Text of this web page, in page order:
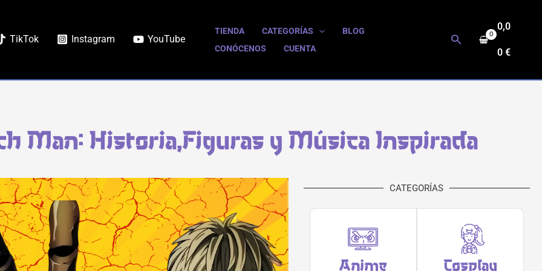
TikTok Instagram YouTube
TIENDA CATEGORÍAS
BLOG
CONÓCENOS
CUENTA
Buscar
0,0
0€
Man: Historia,Figuras y Música Inspirada
CATEGORÍAS
Anime Cosplay